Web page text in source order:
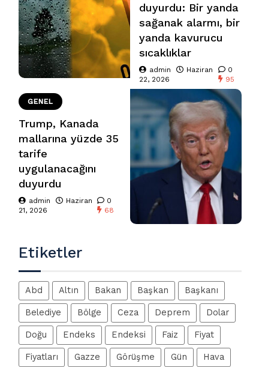
duyurdu: Bir yanda
sağanak alarmı, bir
yanda kavurucu
sıcaklıklar
admin
Haziran
22, 2026
0
95
GENEL
Trump, Kanada
mallarına yüzde 35
tarife
uygulanacağını
duyurdu
admin
Haziran
21, 2026
0
68
Etiketler
Abd Altın Bakan Başkan Başkanı
Belediye Bölge Ceza Deprem Dolar
Doğu Endeks Endeksi Faiz Fiyat
Fiyatları Gazze Görüşme Gün Hava